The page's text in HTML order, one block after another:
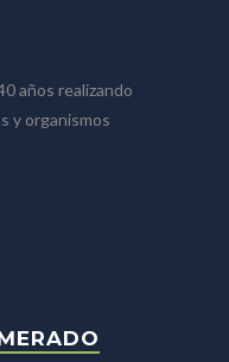
años realizando
y organismos